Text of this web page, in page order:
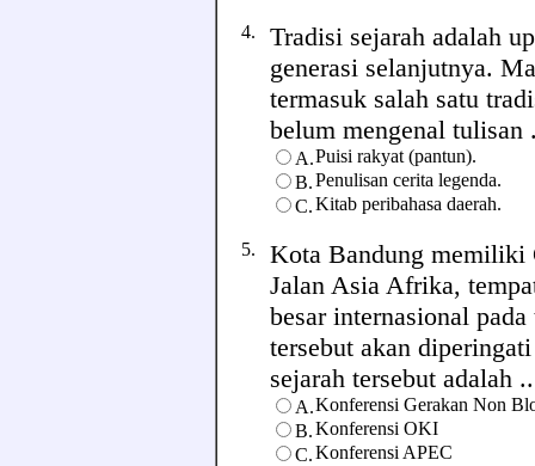
4. Tradisi sejarah adalah
generasi selanjutnya.
termasuk salah satu
belum mengenal tulisan
A.Puisi rakyat (pantun).
B.Penulisan cerita legenda.
C.Kitab peribahasa daerah.
5. Kota Bandung memiliki
Jalan Asia Afrika,
besar internasional
tersebut akan
sejarah tersebut adalah
A.Konferensi Gerakan Non
B.Konferensi OKI
C.Konferensi APEC